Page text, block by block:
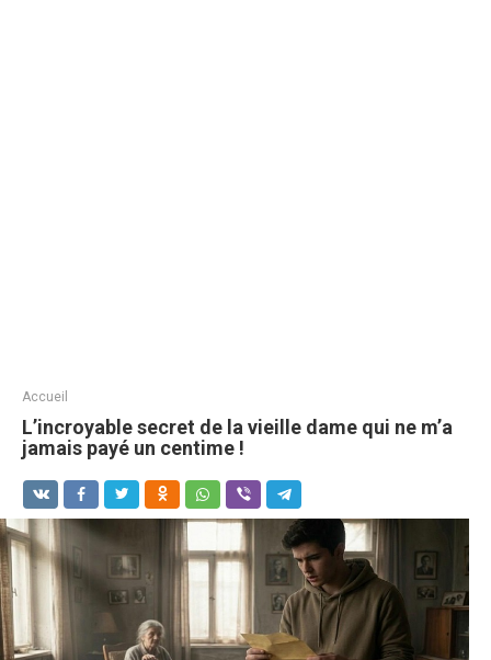
Accueil
L’incroyable secret de la vieille dame qui ne m’a
jamais payé un centime !